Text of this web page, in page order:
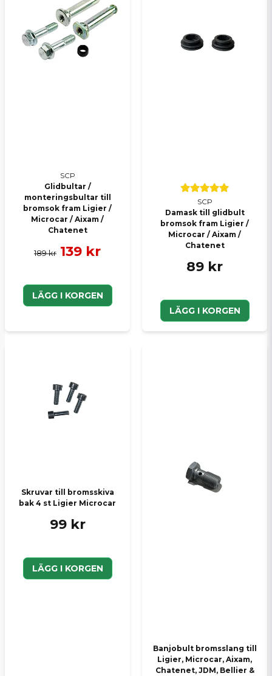
SCP
Glidbultar /
monteringsbultar till
bromsok fram Ligier /
Microcar / Aixam /
Chatenet
189 kr 139 kr
LÄGG I KORGEN
SCP
Damask till glidbult
bromsok fram Ligier /
Microcar / Aixam /
Chatenet
89 kr
LÄGG I KORGEN
Skruvar till bromsskiva
bak 4 st Ligier Microcar
99 kr
LÄGG I KORGEN
Banjobult bromsslang till
Ligier, Microcar, Aixam,
Chatenet, JDM, Bellier &